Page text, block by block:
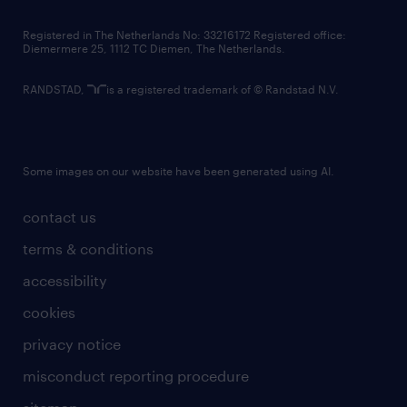
contact us
terms & conditions
accessibility
cookies
privacy notice
misconduct reporting procedure
Registered in The Netherlands No: 33216172 Registered office:
Diemermere 25, 1112 TC Diemen, The Netherlands.
RANDSTAD, is a registered trademark of © Randstad N.V.
Some images on our website have been generated using AI.